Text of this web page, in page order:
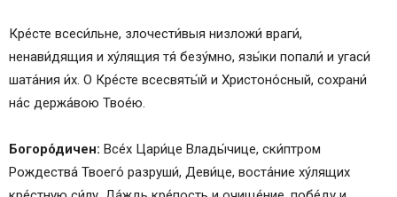
Кре́сте всеси́льне, злочести́выя низложи́ враги́,
ненави́дящия и ху́лящия тя́ безу́мно, язы́ки попали́ и угаси́
шата́ния и́х. О Кре́сте всесвяты́й и Христоно́сный, сохрани́
на́с держа́вою Твое́ю.
Богоро́дичен: Все́х Цари́це Влады́чице, ски́птром
Рождества́ Твоего́ разруши́, Деви́це, воста́ние ху́лящих